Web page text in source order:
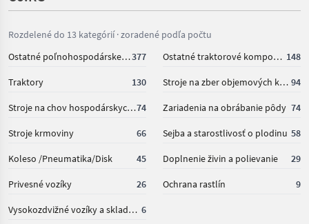
Rozdelené do 13 kategórií · zoradené podľa počtu
Ostatné poľnohospodárske silové stroje377 Ostatné traktorové komponenty 148
Traktory 130 Stroje na zber objemových krmív 94
Stroje na chov hospodárskych zvierat74 Zariadenia na obrábanie pôdy 74
Stroje krmoviny 66 Sejba a starostlivosť o plodinu 58
Koleso /Pneumatika/Disk 45 Doplnenie živin a polievanie 29
Privesné vozíky 26 Ochrana rastlín 9
Vysokozdvižné vozíky a skladová technika 6